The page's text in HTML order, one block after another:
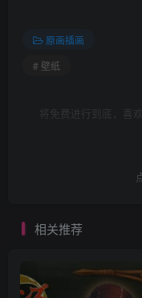
原画插画
# 壁纸
将免费进行到底，喜
相关推荐